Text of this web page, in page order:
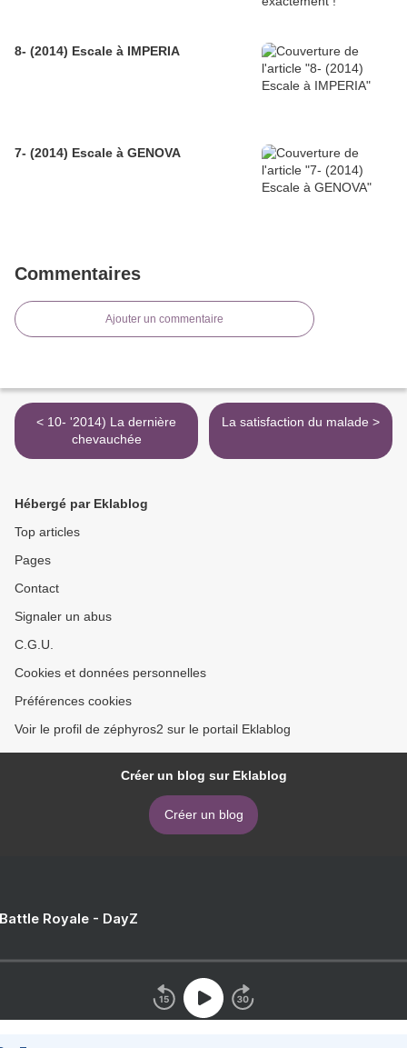
8- (2014) Escale à IMPERIA
7- (2014) Escale à GENOVA
Commentaires
Ajouter un commentaire
< 10- '2014) La dernière
chevauchée
La satisfaction du malade >
Hébergé par Eklablog
Top articles
Pages
Contact
Signaler un abus
C.G.U.
Cookies et données personnelles
Préférences cookies
Voir le profil de zéphyros2 sur le portail Eklablog
Créer un blog sur Eklablog
Créer un blog
Royale - DayZ